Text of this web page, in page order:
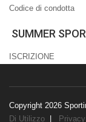
Codice di condotta
SUMMER
ISCRIZIONE
Copyright 2026
Di Utilizzo
Privacy